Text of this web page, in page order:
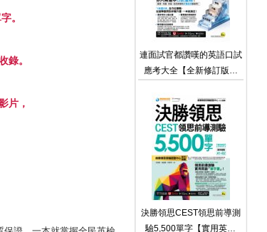
。
錄。
片，
連面試官都讚嘆的英語口試
應考大全【全新修訂版】
VRP虛擬點讀筆)
決勝領思CEST領思前導測
驗5,500單字【實用英語